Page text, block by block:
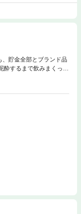
貯金全部とブランド品
するまで飲みまくった
罵声を浴びせたうえ
う。しかし、奈央が詰
貯金ゼロの奈央に、駄
……。